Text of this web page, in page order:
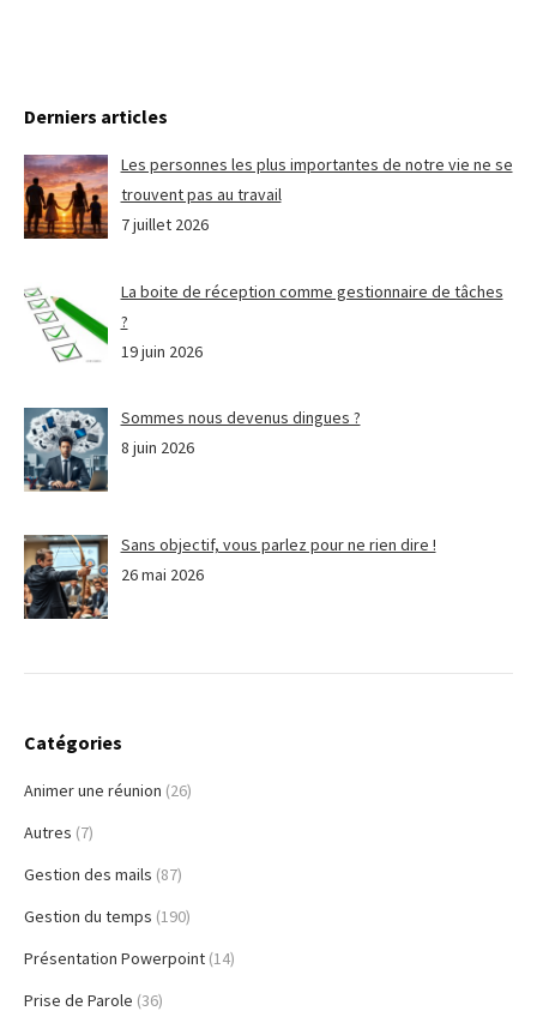
Derniers articles
Les personnes les plus importantes de notre vie ne se
trouvent pas au travail
7 juillet 2026
La boite de réception comme gestionnaire de tâches
?
19 juin 2026
Sommes nous devenus dingues ?
8 juin 2026
Sans objectif, vous parlez pour ne rien dire !
26 mai 2026
Catégories
Animer une réunion (26)
Autres (7)
Gestion des mails (87)
Gestion du temps (190)
Présentation Powerpoint (14)
Prise de Parole (36)